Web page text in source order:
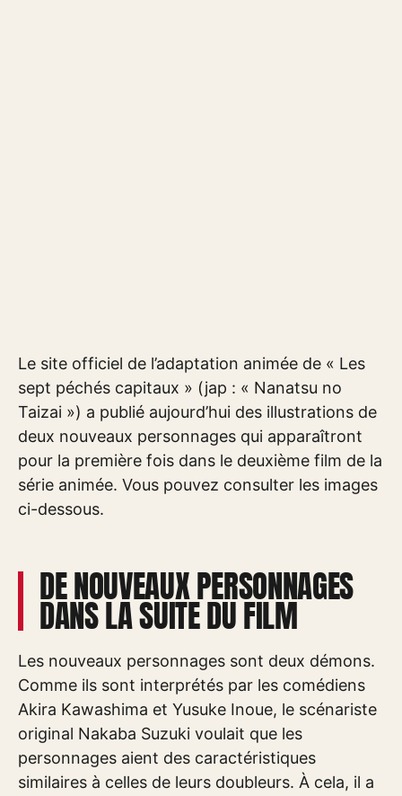
Le site officiel de l’adaptation animée de « Les
sept péchés capitaux » (jap : « Nanatsu no
Taizai ») a publié aujourd’hui des illustrations de
deux nouveaux personnages qui apparaîtront
pour la première fois dans le deuxième film de la
série animée. Vous pouvez consulter les images
ci-dessous.
DE NOUVEAUX PERSONNAGES
DANS LA SUITE DU FILM
Les nouveaux personnages sont deux démons.
Comme ils sont interprétés par les comédiens
Akira Kawashima et Yusuke Inoue, le scénariste
original Nakaba Suzuki voulait que les
personnages aient des caractéristiques
similaires à celles de leurs doubleurs. À cela, il a